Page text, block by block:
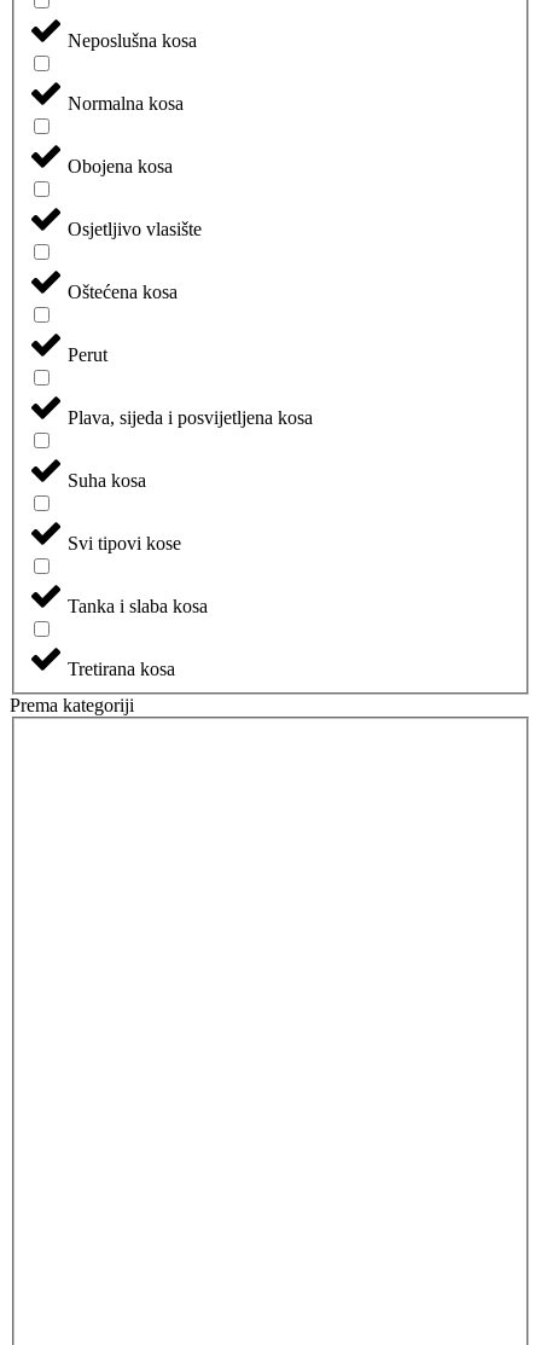
Neposlušna kosa
Normalna kosa
Obojena kosa
Osjetljivo vlasište
Oštećena kosa
Perut
Plava, sijeda i posvijetljena kosa
Suha kosa
Svi tipovi kose
Tanka i slaba kosa
Tretirana kosa
Prema kategoriji